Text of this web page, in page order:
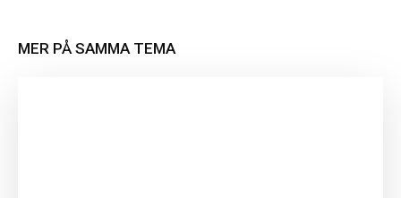
MER PÅ SAMMA TEMA